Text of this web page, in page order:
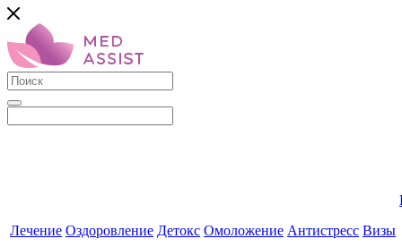
Лечение Оздоровление Детокс Омоложение Антистресс Визы